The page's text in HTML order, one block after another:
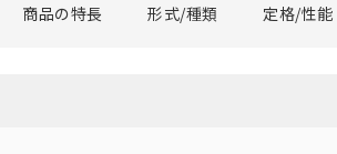
商品の特長 形式/種類 定格/性能